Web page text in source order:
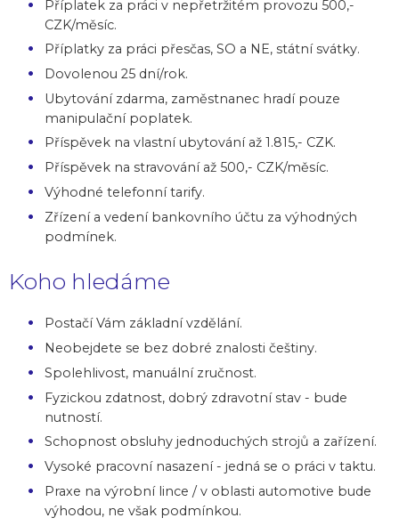
Příplatek za práci v nepřetržitém provozu 500,-
CZK/měsíc.
Příplatky za práci přesčas, SO a NE, státní svátky.
Dovolenou 25 dní/rok.
Ubytování zdarma, zaměstnanec hradí pouze
manipulační poplatek.
Příspěvek na vlastní ubytování až 1.815,- CZK.
Příspěvek na stravování až 500,- CZK/měsíc.
Výhodné telefonní tarify.
Zřízení a vedení bankovního účtu za výhodných
podmínek.
Koho hledáme
Postačí Vám základní vzdělání.
Neobejdete se bez dobré znalosti češtiny.
Spolehlivost, manuální zručnost.
Fyzickou zdatnost, dobrý zdravotní stav - bude
nutností.
Schopnost obsluhy jednoduchých strojů a zařízení.
Vysoké pracovní nasazení - jedná se o práci v taktu.
Praxe na výrobní lince / v oblasti automotive bude
výhodou, ne však podmínkou.